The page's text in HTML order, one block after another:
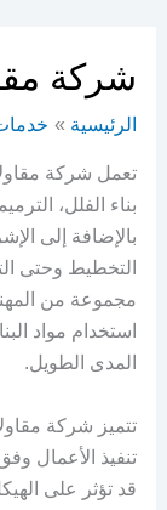
شركة
الرئيسية
تعمل شركة
بناء الفلل،
بالإضافة إلى
التخطيط وحتى
مجموعة من
استخدام مواد
المدى الطويل.
تتميز شركة
تنفيذ الأعمال
قد تؤثر على